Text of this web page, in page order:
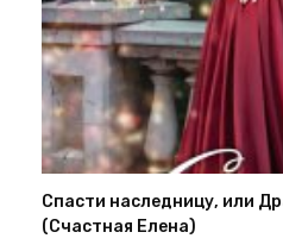
Спасти наследницу, или
(Счастная Елена)